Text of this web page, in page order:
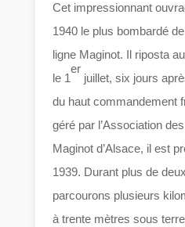
Cet impressionnant
1940 le plus bombardé
ligne Maginot. Il riposta
le 1
er
juillet, six jours
du haut commandement
géré par l’Association
Maginot d’Alsace, il est
1939. Durant plus de
parcourons plusieurs
à trente mètres sous